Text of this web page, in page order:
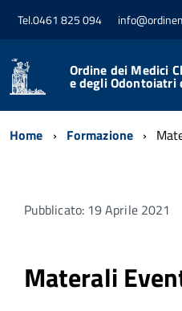
Tel.0461 825 094
Ordine dei Medici
e degli Odontoiatri
Home Formazione
Pubblicato: 19 Aprile 2021
Materali